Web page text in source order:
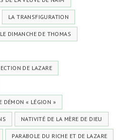
LA TRANSFIGURATION
LE DIMANCHE DE THOMAS
DE LAZARE
DÉMON « LÉGION »
NATIVITÉ DE LA MÈRE DE DIEU
PARABOLE DU RICHE ET DE LAZARE